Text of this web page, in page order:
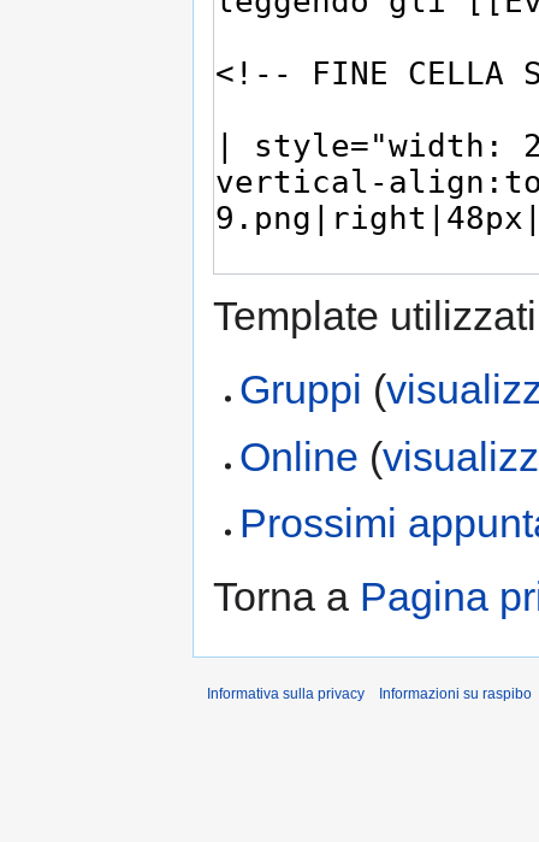
Template
Gruppi (
Online (
Prossimi
Torna a Pagina
Informativa sulla privacy Informazioni su raspibo